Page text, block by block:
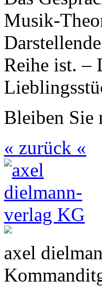
Musik-
Reihe ist. –
Bleiben Sie
« zurück «
axel